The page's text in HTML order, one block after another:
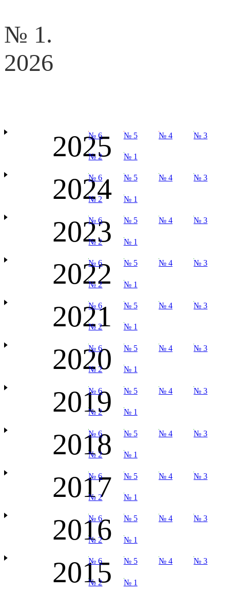
№ 1.
2026
2025
№ 6 № 5 № 4 № 3
№ 2 № 1
2024
№ 6 № 5 № 4 № 3
№ 2 № 1
2023
№ 6 № 5 № 4 № 3
№ 2 № 1
2022
№ 6 № 5 № 4 № 3
№ 2 № 1
2021
№ 6 № 5 № 4 № 3
№ 2 № 1
2020
№ 6 № 5 № 4 № 3
№ 2 № 1
2019
№ 6 № 5 № 4 № 3
№ 2 № 1
2018
№ 6 № 5 № 4 № 3
№ 2 № 1
2017
№ 6 № 5 № 4 № 3
№ 2 № 1
2016
№ 6 № 5 № 4 № 3
№ 2 № 1
2015
№ 6 № 5 № 4 № 3
№ 2 № 1